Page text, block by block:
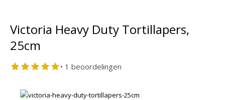
Victoria Heavy Duty Tortillapers,
25cm
• 1 beoordelingen